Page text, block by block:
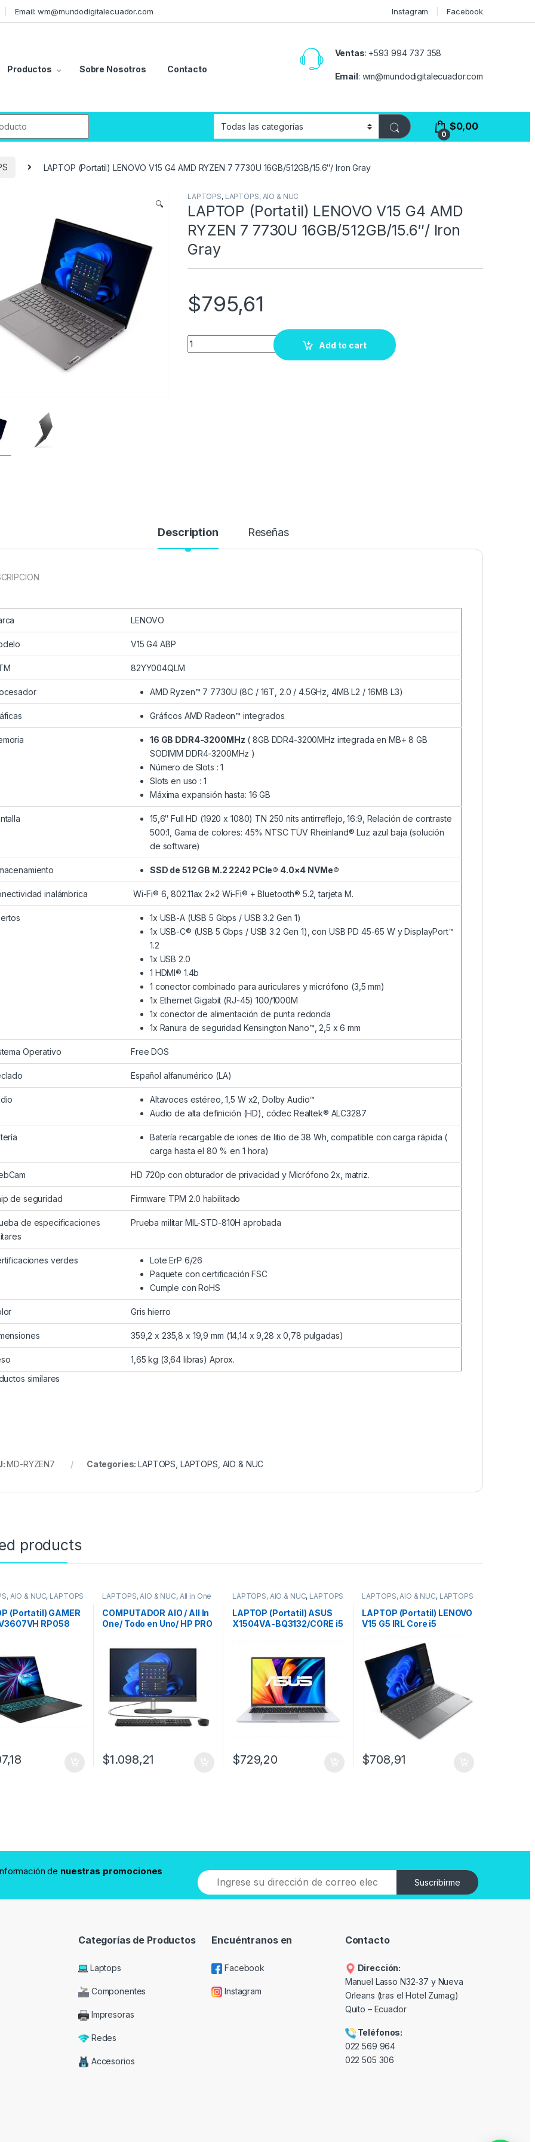
Email: wm@mundodigitalecuador.com Instagram Facebook
Productos Sobre Nosotros Contacto
Ventas: +593 994 737 358
Email: wm@mundodigitalecuador.com
0
$0,00
LAPTOP (Portatil) LENOVO V15 G4 AMD RYZEN 7 7730U 16GB/512GB/15.6″/ Iron Gray
🔍
LAPTOPS, LAPTOPS, AIO & NUC
LAPTOP (Portatil) LENOVO V15 G4 AMD
RYZEN 7 7730U 16GB/512GB/15.6″/ Iron
Gray
$795,61
Quantity
Add to cart
Description Reseñas
LENOVO
V15 G4 ABP
82YY004QLM
AMD Ryzen™ 7 7730U (8C / 16T, 2.0 / 4.5GHz, 4MB L2 / 16MB L3)
Gráficos AMD Radeon™ integrados
16 GB DDR4-3200MHz ( 8GB DDR4-3200MHz integrada en MB+ 8 GB
SODIMM DDR4-3200MHz )
Número de Slots : 1
Slots en uso : 1
Máxima expansión hasta: 16 GB
15,6″ Full HD (1920 x 1080) TN 250 nits antirreflejo, 16:9, Relación de contraste
500:1, Gama de colores: 45% NTSC TÜV Rheinland® Luz azul baja (solución
de software)
SSD de 512 GB M.2 2242 PCIe® 4.0×4 NVMe®
inalámbrica Wi-Fi® 6, 802.11ax 2×2 Wi-Fi® + Bluetooth® 5.2, tarjeta M.
1x USB-A (USB 5 Gbps / USB 3.2 Gen 1)
1x USB-C® (USB 5 Gbps / USB 3.2 Gen 1), con USB PD 45-65 W y DisplayPort™
1.2
1x USB 2.0
1 HDMI® 1.4b
1 conector combinado para auriculares y micrófono (3,5 mm)
1x Ethernet Gigabit (RJ-45) 100/1000M
1x conector de alimentación de punta redonda
1x Ranura de seguridad Kensington Nano™, 2,5 x 6 mm
Operativo Free DOS
Español alfanumérico (LA)
Altavoces estéreo, 1,5 W x2, Dolby Audio™
Audio de alta definición (HD), códec Realtek® ALC3287
Batería recargable de iones de litio de 38 Wh, compatible con carga rápida (
carga hasta el 80 % en 1 hora)
HD 720p con obturador de privacidad y Micrófono 2x, matriz.
de seguridad Firmware TPM 2.0 habilitado
de especificaciones
Prueba militar MIL-STD-810H aprobada
verdes
Lote ErP 6/26
Paquete con certificación FSC
Cumple con RoHS
Gris hierro
359,2 x 235,8 x 19,9 mm (14,14 x 9,28 x 0,78 pulgadas)
1,65 kg (3,64 libras) Aprox.
similares
MD-RYZEN7 Categories:LAPTOPS LAPTOPS, AIO & NUC
products
AIO & NUC, LAPTOPS
(Portatil) GAMER
RP058
Free DOS
LAPTOPS, AIO & NUC, All in One
COMPUTADOR AIO / All In
One/ Todo en Uno/ HP PRO
SSD/23.8″/Windows
11/Black
$1.098,21
LAPTOPS, AIO & NUC, LAPTOPS
LAPTOP (Portatil) ASUS
X1504VA-BQ3132/CORE i5
$729,20
LAPTOPS, AIO & NUC, LAPTOPS
LAPTOP (Portatil) LENOVO
V15 G5 IRL Core i5
DDR5/512GB/15.6″/Free
DOS
$708,91
de nuestras promociones
Suscribirme
Categorías de Productos
Laptops
Componentes
Impresoras
Redes
Accesorios
Encuéntranos en
Facebook
Instagram
Contacto
Dirección:
Manuel Lasso N32-37 y Nueva
Orleans (tras el Hotel Zumag)
Quito – Ecuador
Teléfonos:
022 569 964
022 505 306